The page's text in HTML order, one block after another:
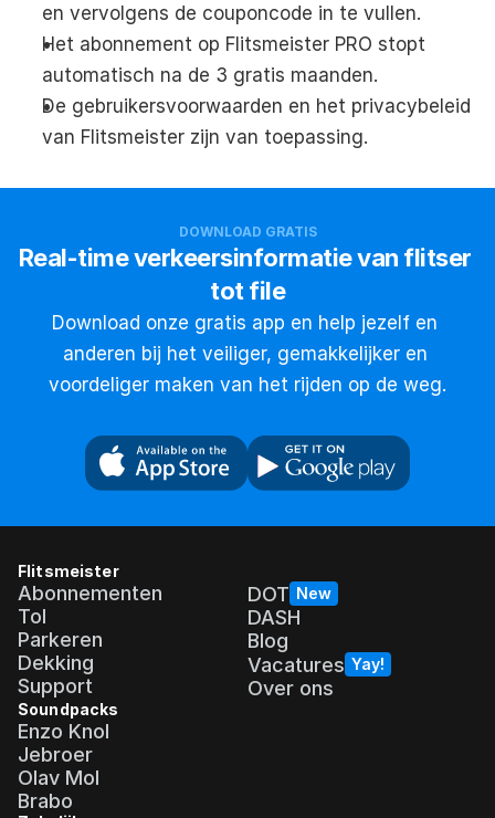
en vervolgens de couponcode in te vullen.
Het abonnement op Flitsmeister PRO stopt
automatisch na de 3 gratis maanden.
De gebruikersvoorwaarden en het privacybeleid
van Flitsmeister zijn van toepassing.
DOWNLOAD GRATIS
Real-time verkeersinformatie van flitser
tot file
Download onze gratis app en help jezelf en
anderen bij het veiliger, gemakkelijker en
voordeliger maken van het rijden op de weg.
Flitsmeister
Abonnementen
Tol
Parkeren
Dekking
Support
DOT New
DASH
Blog
Vacatures Yay!
Over ons
Soundpacks
Enzo Knol
Jebroer
Olav Mol
Brabo